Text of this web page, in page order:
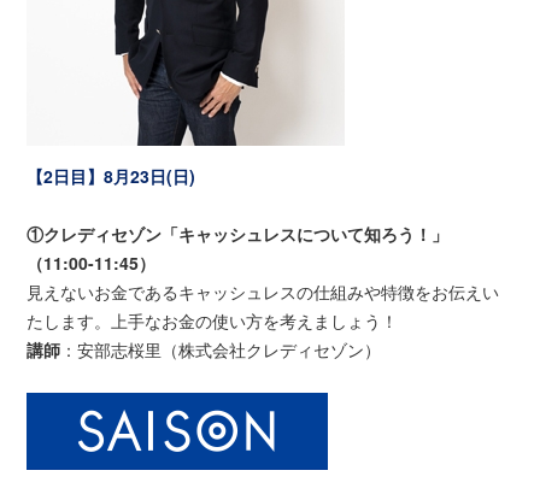
【2日目】8月23日(日)
①クレディセゾン「キャッシュレスについて知ろう！」
（11:00-11:45）
見えないお金であるキャッシュレスの仕組みや特徴をお伝えい
たします。上手なお金の使い方を考えましょう！
講師 ：安部志桜里（株式会社クレディセゾン）